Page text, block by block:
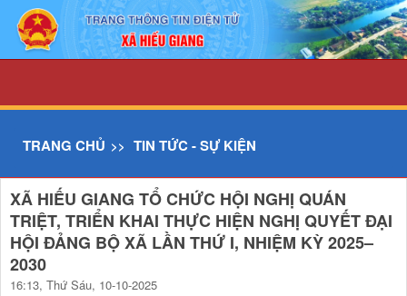
Chi tiết tin - UBND xã Hiếu Giang
TRANG CHỦ TIN TỨC - SỰ KIỆN
XÃ HIẾU GIANG TỔ CHỨC HỘI NGHỊ QUÁN
TRIỆT, TRIỂN KHAI THỰC HIỆN NGHỊ QUYẾT ĐẠI
HỘI ĐẢNG BỘ XÃ LẦN THỨ I, NHIỆM KỲ 2025–
2030
16:13, Thứ Sáu, 10-10-2025